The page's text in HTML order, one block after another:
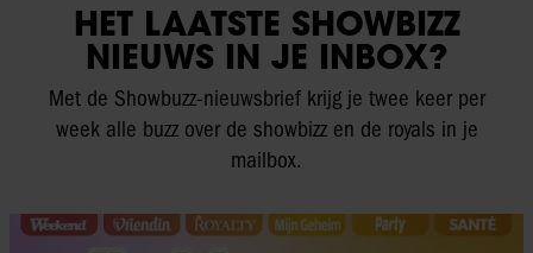
HET LAATSTE SHOWBIZZ
NIEUWS IN JE INBOX?
Met de Showbuzz-nieuwsbrief krijg je twee keer per
week alle buzz over de showbizz en de royals in je
mailbox.